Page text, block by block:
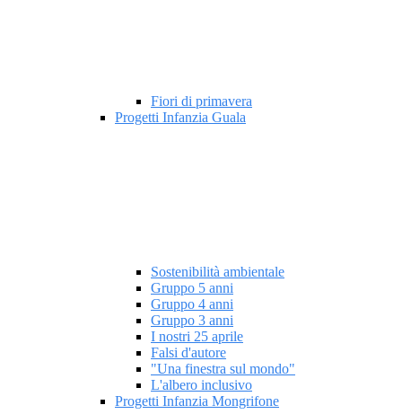
Fiori di primavera
Progetti Infanzia Guala
Sostenibilità ambientale
Gruppo 5 anni
Gruppo 4 anni
Gruppo 3 anni
I nostri 25 aprile
Falsi d'autore
"Una finestra sul mondo"
L'albero inclusivo
Progetti Infanzia Mongrifone